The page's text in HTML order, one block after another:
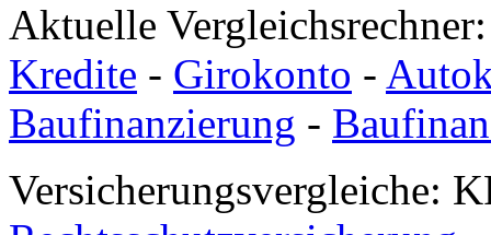
Aktuelle
Kredite - Girokonto -
Baufinanzierung -
Versicherungsvergleiche: